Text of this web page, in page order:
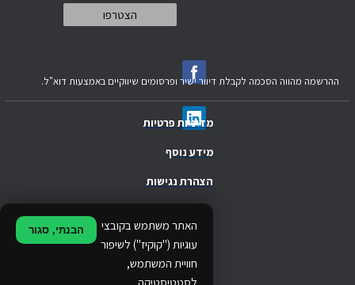
מדיניות פרטיות
האתר משתמש בקובצי
עוגיות ("קוקיז") לשיפור
חוויית המשתמש,
הבנתי, סגור
מידע נוסף
.
הצהרת נגישות
ההרשמה מהווה הסכמה לקבלת דיוור ישיר ופרסומים שיווקיים באמצעות דוא"ל.